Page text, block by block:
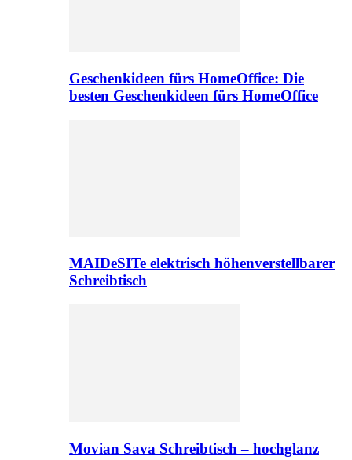
Geschenkideen fürs HomeOffice: Die
besten Geschenkideen fürs HomeOffice
MAIDeSITe elektrisch höhenverstellbarer
Schreibtisch
Movian Sava Schreibtisch – hochglanz